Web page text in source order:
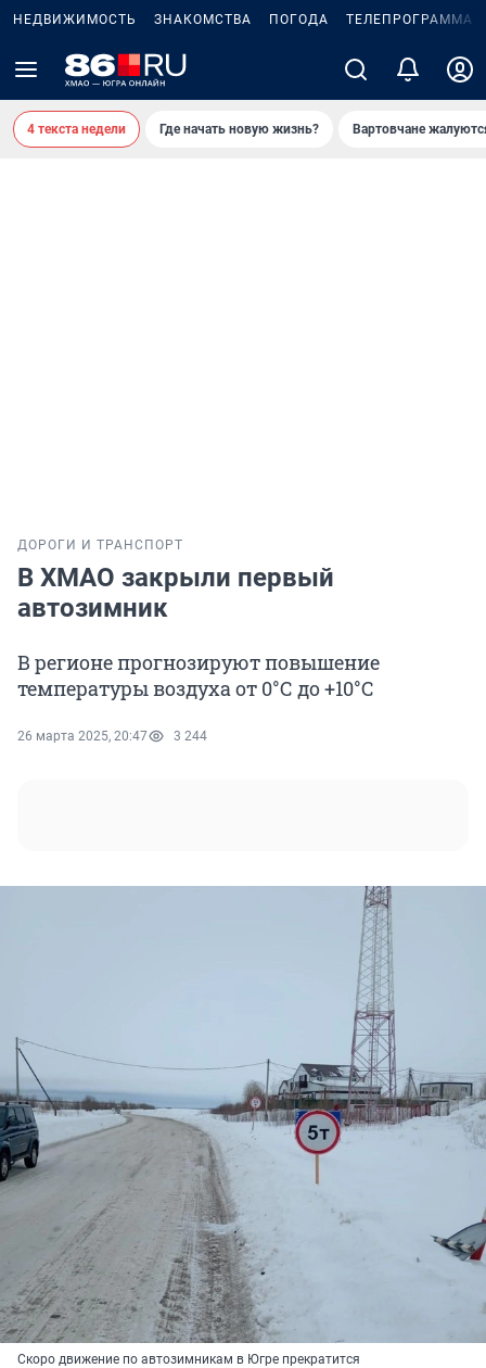
НЕДВИЖИМОСТЬ ЗНАКОМСТВА ПОГОДА ТЕЛЕПРОГРАММА
4 текста недели Где начать новую жизнь? Вартовчане
ДОРОГИ И ТРАНСПОРТ
В ХМАО закрыли первый
автозимник
В регионе прогнозируют повышение
температуры воздуха от 0°С до +10°С
26 марта 2025, 20:47 3 244
Скоро движение по автозимникам в Югре прекратится